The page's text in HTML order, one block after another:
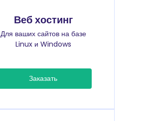
Веб хостинг
Для ваших сайтов на базе
Linux и Windows
Заказать